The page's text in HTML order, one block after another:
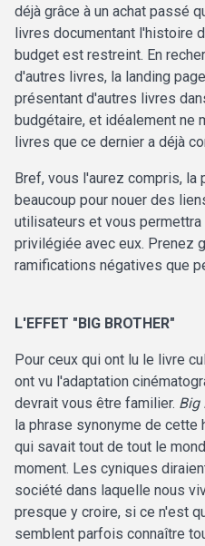
déjà grâce à un achat passé
livres documentant l'histoire
budget est restreint. En
d'autres livres, la landing
présentant d'autres livres
budgétaire, et idéalement ne
livres que ce dernier a déjà
Bref, vous l'aurez compris,
beaucoup pour nouer des
utilisateurs et vous permettra
privilégiée avec eux. Prenez
ramifications négatives que
L'EFFET "BIG BROTHER"
Pour ceux qui ont lu le livre
ont vu l'adaptation
devrait vous être familier. Big
la phrase synonyme de
qui savait tout de tout le
moment. Les cyniques
société dans laquelle nous
presque y croire, si ce n'est
semblent parfois connaître